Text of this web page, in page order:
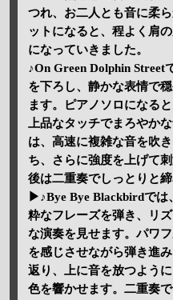
つれ、お二人とも音に柔
ットになると、程よく肩
になっていきました。
♪On Green Dolphin Street
を下ろし、静かな表情で
ます。ピアノソロになる
上品なタッチでまろやか
は、高速に複雑な音を吹
ち、さらに強度を上げて
後は二重奏でしっとりと締
▶♪Bye Bye Blackbirdでは
粋なフレーズを弾き、リ
な演奏を見せます。パワ
を感じさせながら弾き進
返り、上に音を放つよう
色を響かせます。二重奏